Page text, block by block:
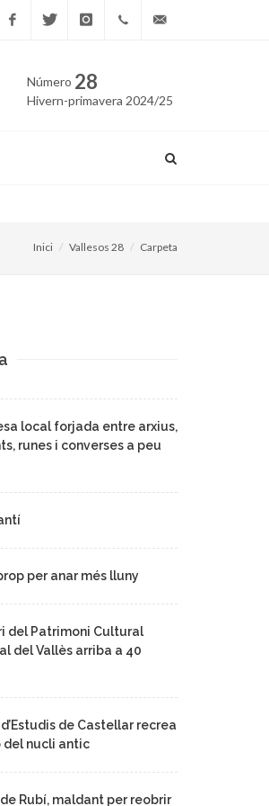
40 40
Número 28
Hivern-primavera 2024/25
Inici Vallesos 28 Carpeta
local forjada entre arxius,
runes i converses a peu
per anar més lluny
del Patrimoni Cultural
del Vallès arriba a 40
de Castellar recrea
del nucli antic
de Rubí, maldant per reobrir